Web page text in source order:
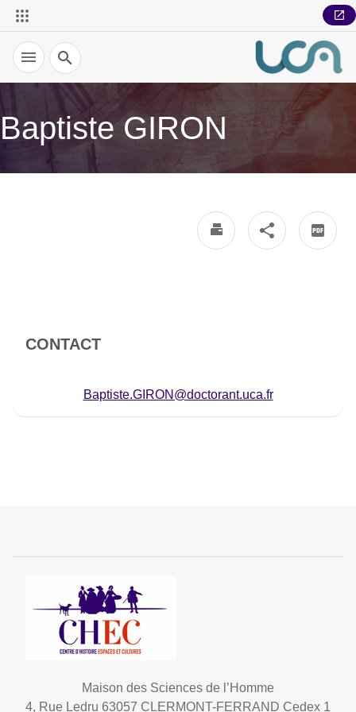
Recherche
Baptiste GIRON
CONTACT
Baptiste.GIRON@doctorant.uca.fr
Maison des Sciences de l’Homme
4, Rue Ledru 63057 CLERMONT-FERRAND Cedex 1